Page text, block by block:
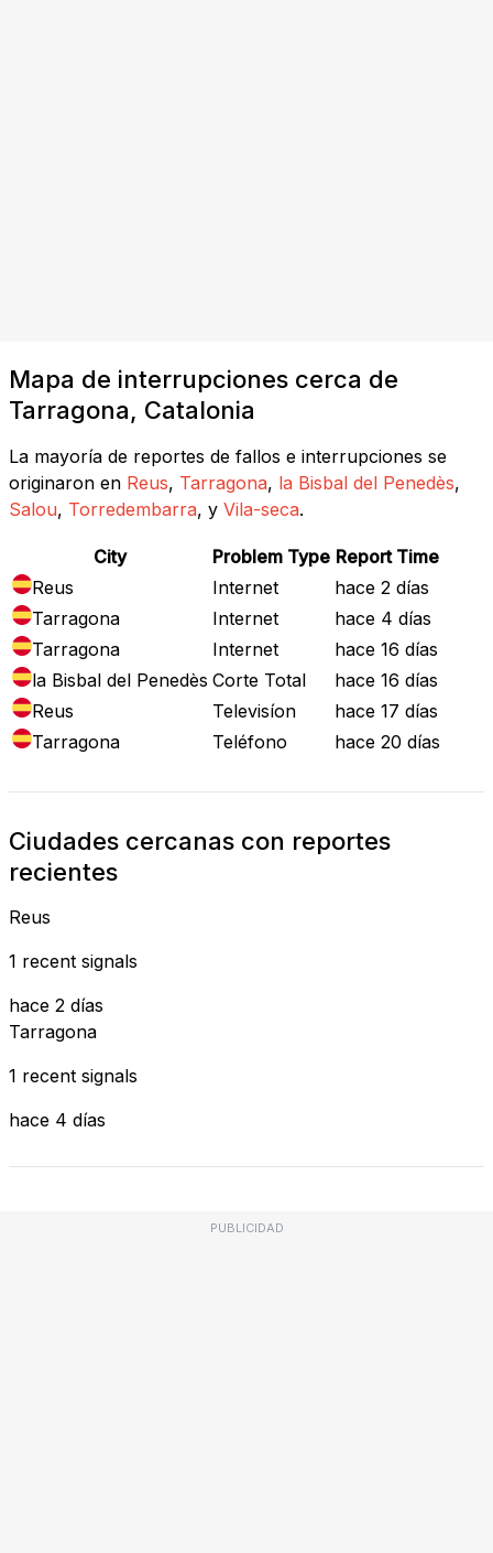
Mapa de interrupciones cerca de
Tarragona, Catalonia
La mayoría de reportes de fallos e interrupciones se
originaron en Reus, Tarragona, la Bisbal del Penedès,
Salou, Torredembarra, y Vila-seca.
City Problem Type Report Time
Reus
Internet
hace 2 días
Tarragona
Internet
hace 4 días
Tarragona
Internet
hace 16 días
la Bisbal del Penedès Corte Total
hace 16 días
Reus
Televisíon
hace 17 días
Tarragona
Teléfono hace 20 días
Ciudades cercanas con reportes
recientes
Reus
1 recent signals
hace 2 días
Tarragona
1 recent signals
hace 4 días
PUBLICIDAD